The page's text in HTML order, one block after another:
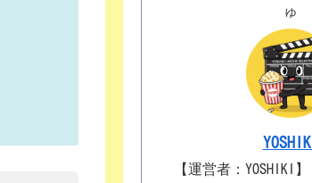
ゅ
YOSHIKI
【運営者：YOSHIKI】